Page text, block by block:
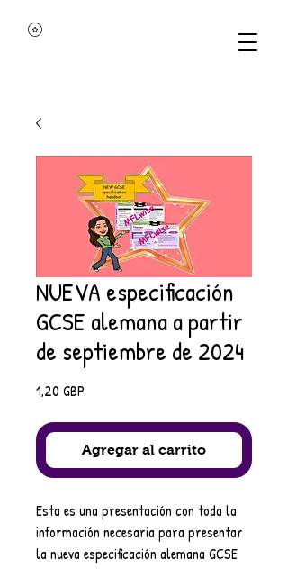
NUEVA especificación
GCSE alemana a partir
de septiembre de 2024
1,20 GBP
Agregar al carrito
Esta es una presentación con toda la
información necesaria para presentar
la nueva especificación alemana GCSE